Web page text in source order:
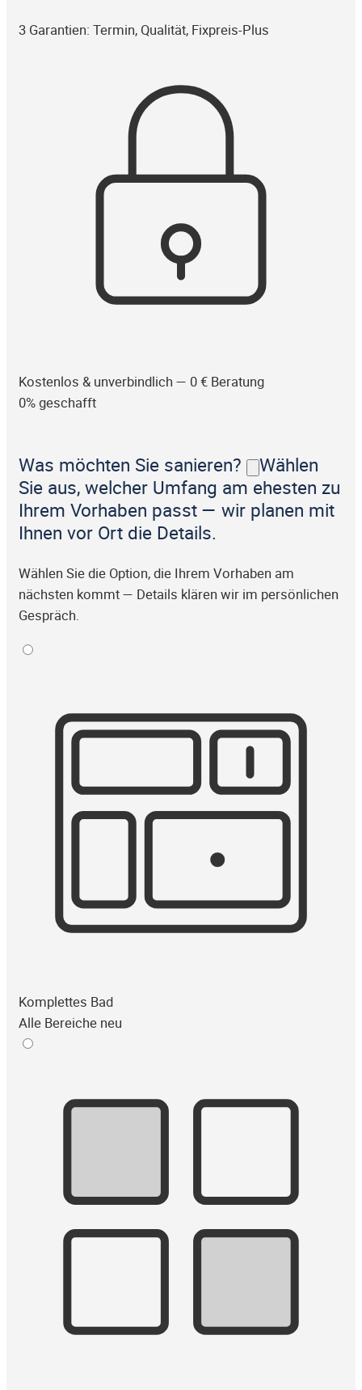
3 Garantien: Termin, Qualität, Fixpreis-Plus
Kostenlos & unverbindlich — 0 € Beratung
0% geschafft
Was möchten Sie sanieren?
Wählen
Sie aus, welcher Umfang am ehesten zu
Ihrem Vorhaben passt — wir planen mit
Ihnen vor Ort die Details.
Wählen Sie die Option, die Ihrem Vorhaben am
nächsten kommt — Details klären wir im persönlichen
Gespräch.
Komplettes Bad
Alle Bereiche neu